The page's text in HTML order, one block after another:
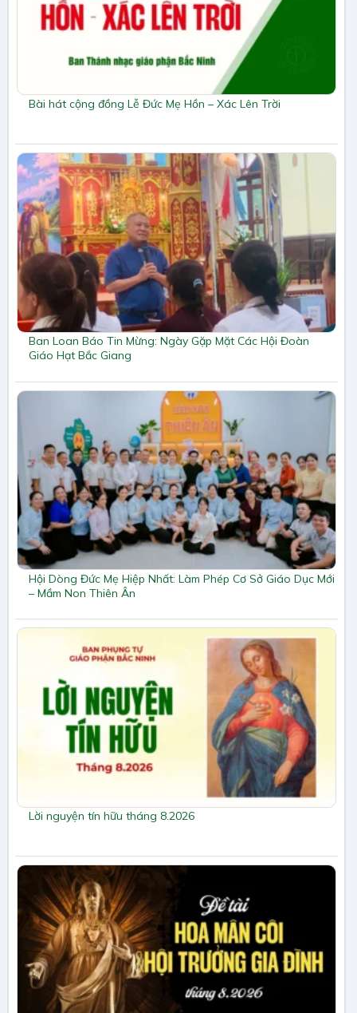
Bài hát cộng đồng Lễ Đức Mẹ Hồn – Xác Lên Trời
Ban Loan Báo Tin Mừng: Ngày Gặp Mặt Các Hội Đoàn
Giáo Hạt Bắc Giang
Hội Dòng Đức Mẹ Hiệp Nhất: Làm Phép Cơ Sở Giáo Dục Mới
– Mầm Non Thiên Ân
Lời nguyện tín hữu tháng 8.2026